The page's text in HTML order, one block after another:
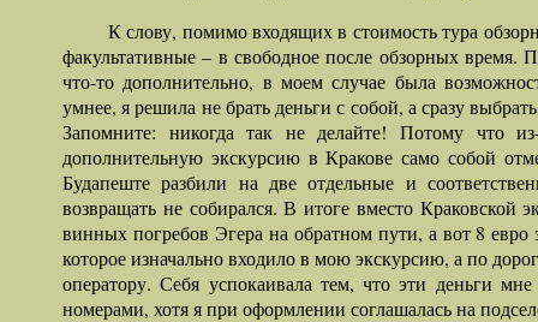
К слову, помимо входящих в стоимость тура
факультативные – в свободное после обзорных время.
что-то дополнительно, в моем случае была
умнее, я решила не брать деньги с собой, а сразу
Запомните: никогда так не делайте! Потому что
дополнительную экскурсию в Кракове само собой
Будапеште разбили на две отдельные и
возвращать не собирался. В итоге вместо Краковской
винных погребов Эгера на обратном пути, а вот 8
которое изначально входило в мою экскурсию, а по
оператору. Себя успокаивала тем, что эти деньги
номерами, хотя я при оформлении соглашалась на